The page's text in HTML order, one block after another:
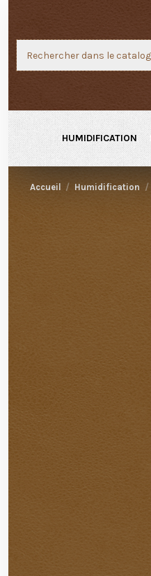
HUMIDIFICATION
Accueil Humidification